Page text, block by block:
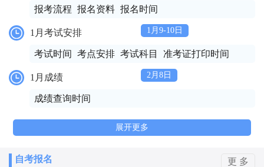
报考流程 报名资料 报名时间
1月考试安排 1月9-10日
考试时间 考点安排 考试科目 准考证打印时间
1月成绩 2月8日
成绩查询时间
展开更多
自考报名 更 多